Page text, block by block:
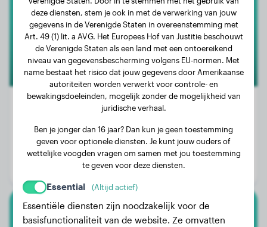
Gewicht:
21 kg
Leeftijd:
4 jaar, 3 maanden
Chihuahua
deze diensten, stem je ook in met de verwerking van jouw
gegevens in de Verenigde Staten in overeenstemming met
Art. 49 (1) lit. a AVG. Het Europees Hof van Justitie beschouwt
de Verenigde Staten als een land met een ontoereikend
niveau van gegevensbescherming volgens EU-normen. Met
name bestaat het risico dat jouw gegevens door Amerikaanse
autoriteiten worden verwerkt voor controle- en
bewakingsdoeleinden, mogelijk zonder de mogelijkheid van
juridische verhaal.
Ben je jonger dan 16 jaar? Dan kun je geen toestemming
geven voor optionele diensten. Je kunt jouw ouders of
wettelijke voogden vragen om samen met jou toestemming
te geven voor deze diensten.
Essential (Altijd actief)
Essentiële diensten zijn noodzakelijk voor de
basisfunctionaliteit van de website. Ze omvatten